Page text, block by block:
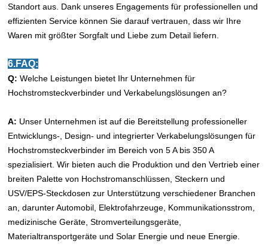
Standort aus. Dank unseres Engagements für professionellen und
effizienten Service können Sie darauf vertrauen, dass wir Ihre
Waren mit größter Sorgfalt und Liebe zum Detail liefern.
6.FAQ:
Q: Welche Leistungen bietet Ihr Unternehmen für
Hochstromsteckverbinder und Verkabelungslösungen an?
A: Unser Unternehmen ist auf die Bereitstellung professioneller
Entwicklungs-, Design- und integrierter Verkabelungslösungen für
Hochstromsteckverbinder im Bereich von 5 A bis 350 A
spezialisiert. Wir bieten auch die Produktion und den Vertrieb einer
breiten Palette von Hochstromanschlüssen, Steckern und
USV/EPS-Steckdosen zur Unterstützung verschiedener Branchen
an, darunter Automobil, Elektrofahrzeuge, Kommunikationsstrom,
medizinische Geräte, Stromverteilungsgeräte,
Materialtransportgeräte und Solar Energie und neue Energie.